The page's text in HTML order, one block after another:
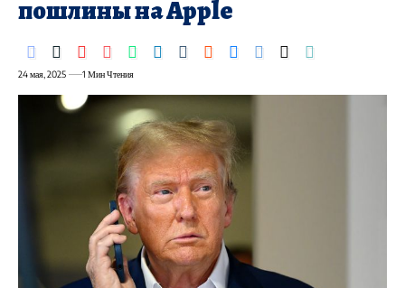
пошлины на Apple
24 мая, 2025 1 Мин Чтения